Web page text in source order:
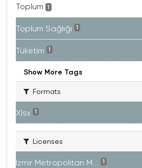
Toplum 1
Toplum Sağlığı 1
Tüketim 1
Show More Tags
Formats
Xlsx 1
Licenses
Izmir Metropolitan M... 1